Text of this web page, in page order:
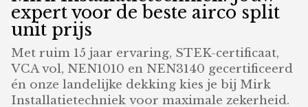
expert voor de beste airco split
unit prijs
Met ruim 15 jaar ervaring, STEK-certificaat,
VCA vol, NEN1010 en NEN3140 gecertificeerd
én onze landelijke dekking kies je bij Mirk
Installatietechniek voor maximale zekerheid.